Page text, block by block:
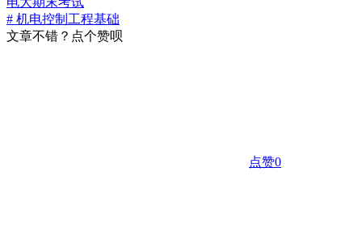
# 机电控制工程基础
文章不错？点个赞呗
点赞0